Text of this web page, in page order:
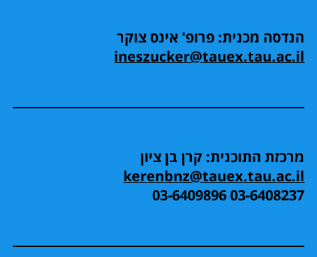
הנדסה מכנית: פרופ' אינס צוקר
ineszucker@tauex.tau.ac.il
מרכזת התוכנית: קרן בן ציון
kerenbnz@tauex.tau.ac.il
03-6408237 03-6409896